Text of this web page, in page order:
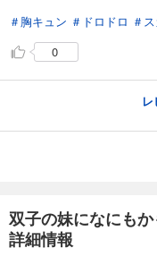
＃胸キュン ＃ドロドロ ＃
0
双子の妹になにも
詳細情報